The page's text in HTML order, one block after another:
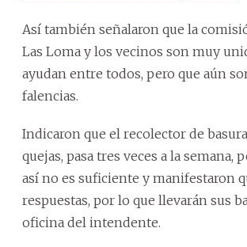
Así también señalaron que la
Las Loma y los vecinos son muy
ayudan entre todos, pero que aún
falencias.
Indicaron que el recolector de
quejas, pasa tres veces a la semana,
así no es suficiente y manifestaron
respuestas, por lo que llevarán sus
oficina del intendente.